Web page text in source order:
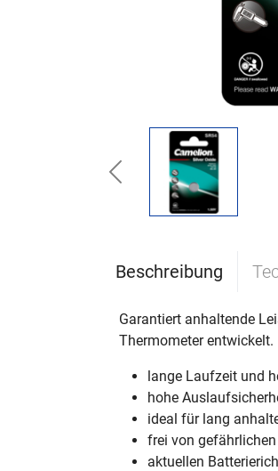
Previous
Beschreibung
Garantiert anhaltende
Thermometer entwickelt.
lange Laufzeit und
hohe
ideal für lang
frei von
aktuellen